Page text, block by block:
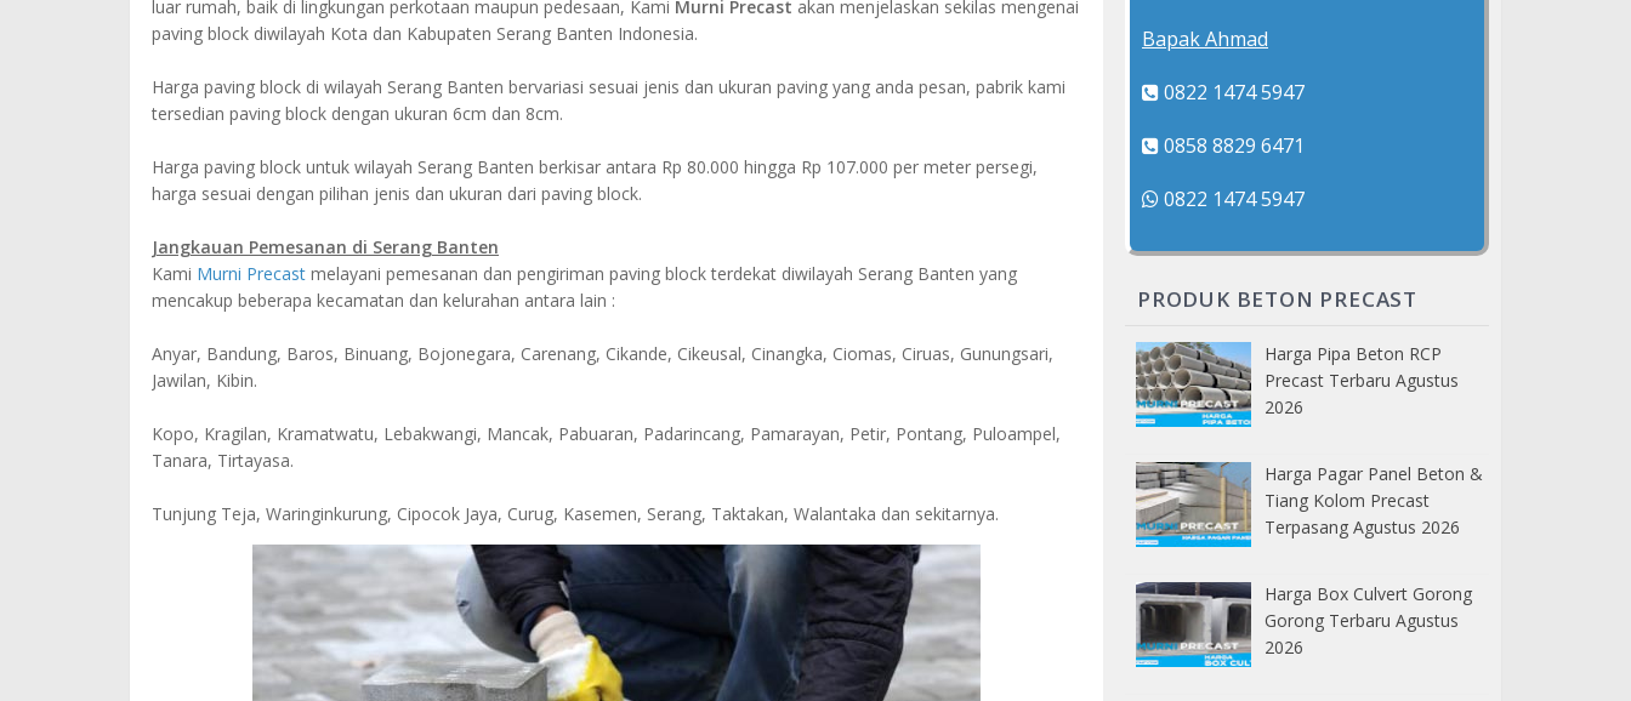
luar rumah, baik di lingkungan perkotaan maupun pedesaan, Kami Murni Precast akan menjelaskan sekilas mengenai
paving block diwilayah Kota dan Kabupaten Serang Banten Indonesia.
Harga paving block di wilayah Serang Banten bervariasi sesuai jenis dan ukuran paving yang anda pesan, pabrik kami
tersedian paving block dengan ukuran 6cm dan 8cm.
Harga paving block untuk wilayah Serang Banten berkisar antara Rp 80.000 hingga Rp 107.000 per meter persegi,
harga sesuai dengan pilihan jenis dan ukuran dari paving block.
Jangkauan Pemesanan di Serang Banten
Kami Murni Precast melayani pemesanan dan pengiriman paving block terdekat diwilayah Serang Banten yang
mencakup beberapa kecamatan dan kelurahan antara lain :
Anyar, Bandung, Baros, Binuang, Bojonegara, Carenang, Cikande, Cikeusal, Cinangka, Ciomas, Ciruas, Gunungsari,
Jawilan, Kibin.
Kopo, Kragilan, Kramatwatu, Lebakwangi, Mancak, Pabuaran, Padarincang, Pamarayan, Petir, Pontang, Puloampel,
Tanara, Tirtayasa.
Tunjung Teja, Waringinkurung, Cipocok Jaya, Curug, Kasemen, Serang, Taktakan, Walantaka dan sekitarnya.
Bapak Ahmad
0822 1474 5947
0858 8829 6471
0822 1474 5947
PRODUK BETON PRECAST
Harga Pipa Beton RCP
Precast Terbaru Agustus
2026
Harga Pagar Panel Beton &
Tiang Kolom Precast
Terpasang Agustus 2026
Harga Box Culvert Gorong
Gorong Terbaru Agustus
2026